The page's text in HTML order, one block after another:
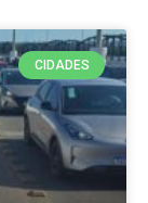
CIDADES